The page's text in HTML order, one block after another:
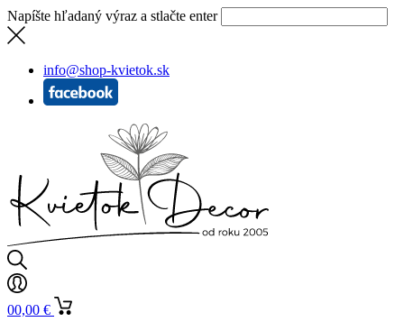
Napíšte hľadaný výraz a stlačte enter
info@shop-kvietok.sk
00,00 €